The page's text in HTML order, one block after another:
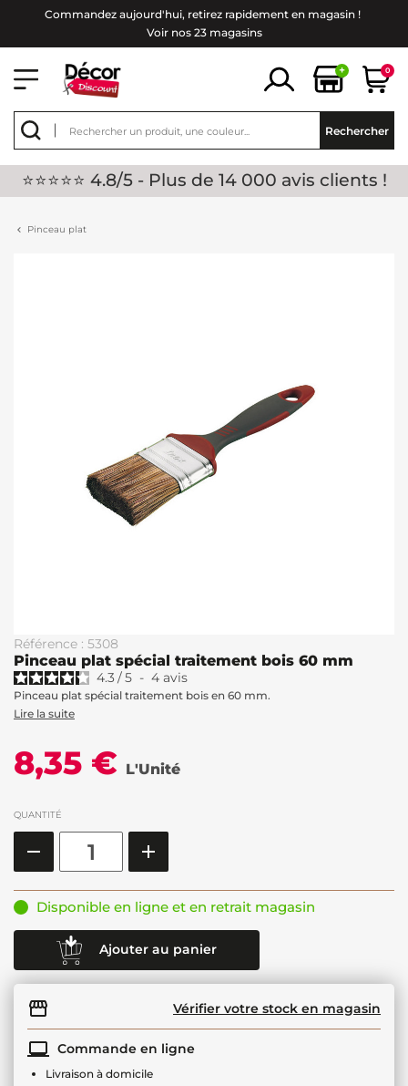
Commandez aujourd'hui, retirez rapidement en magasin !
Voir nos 23 magasins
+ 0
Rechercher
⭐⭐⭐⭐⭐ 4.8/5 - Plus de 14 000 avis clients !
Pinceau plat
Référence : 5308
Pinceau plat spécial traitement bois 60 mm
4.3/5 - 4 avis
Pinceau plat spécial traitement bois en 60 mm.
Lire la suite
8,35 € L'Unité
QUANTITÉ
Disponible en ligne et en retrait magasin
Ajouter au panier
Vérifier votre stock en magasin
Commande en ligne
Livraison à domicile